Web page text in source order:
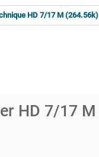
HD 7/17 M (264.56k)
HD 7/17 M